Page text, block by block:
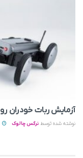
آزمایش ربات خودران
نوشته شده توسط نرگس چالوک